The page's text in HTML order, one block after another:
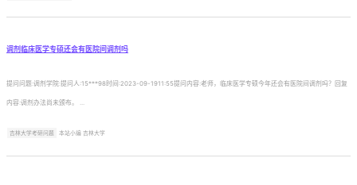
调剂临床医学专硕还会有医院间调剂吗
提问问题:调剂学院:提问人:15***98时间:2023-09-1911:55提问内容:老师，临床医学专硕今年还会有医院间调剂吗？回复
内容:调剂办法尚未颁布。 ...
吉林大学考研问题 本站小编 吉林大学